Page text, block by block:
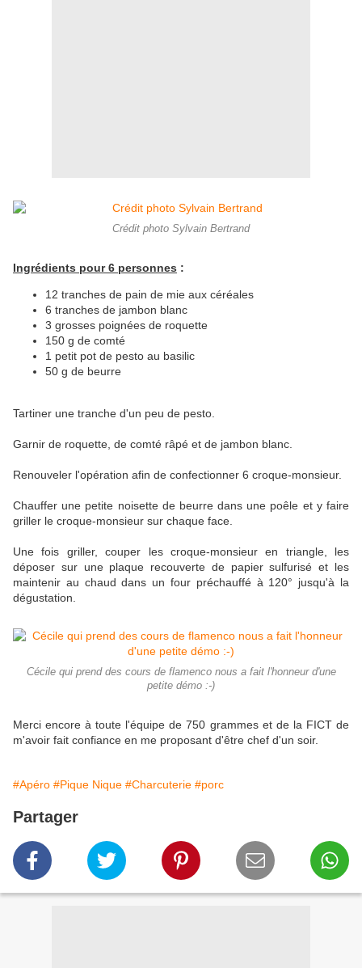
Crédit photo Sylvain Bertrand
Ingrédients pour 6 personnes :
12 tranches de pain de mie aux céréales
6 tranches de jambon blanc
3 grosses poignées de roquette
150 g de comté
1 petit pot de pesto au basilic
50 g de beurre
Tartiner une tranche d'un peu de pesto.
Garnir de roquette, de comté râpé et de jambon blanc.
Renouveler l'opération afin de confectionner 6 croque-monsieur.
Chauffer une petite noisette de beurre dans une poêle et y faire
griller le croque-monsieur sur chaque face.
Une fois griller, couper les croque-monsieur en triangle, les
déposer sur une plaque recouverte de papier sulfurisé et les
maintenir au chaud dans un four préchauffé à 120° jusqu'à la
dégustation.
Cécile qui prend des cours de flamenco nous a fait l'honneur d'une
petite démo :-)
Merci encore à toute l'équipe de 750 grammes et de la FICT de
m'avoir fait confiance en me proposant d'être chef d'un soir.
#Apéro #Pique Nique #Charcuterie #porc
Partager